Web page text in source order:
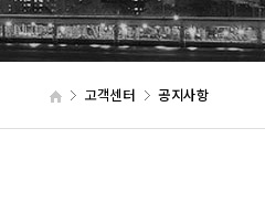
고객센터 공지사항